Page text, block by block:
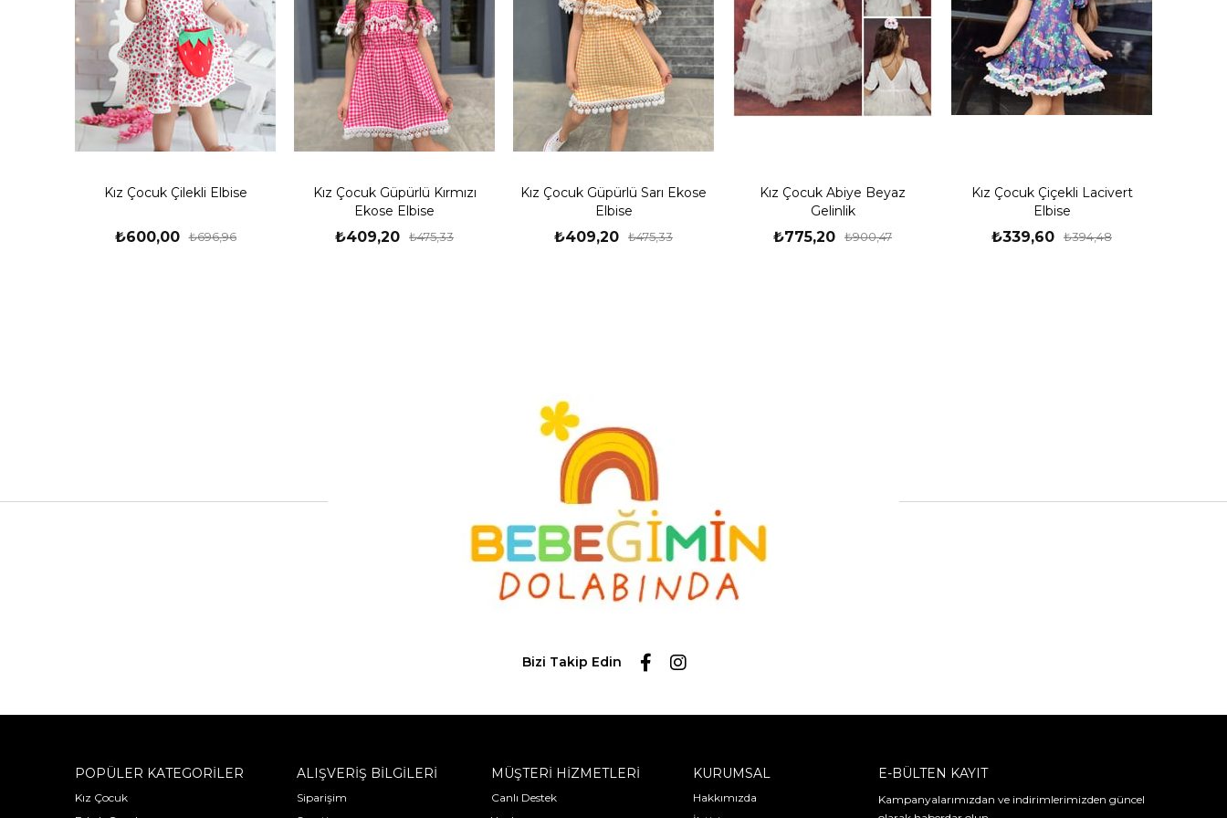
Kız Çocuk Çilekli Elbise
₺600,00 ₺696,96
Kız Çocuk Güpürlü Kırmızı
Ekose Elbise
₺409,20 ₺475,33
Kız Çocuk Güpürlü Sarı Ekose
Elbise
₺409,20 ₺475,33
Kız Çocuk Abiye Beyaz
Gelinlik
₺775,20 ₺900,47
Kız Çocuk Çiçekli Lacivert
Elbise
₺339,60 ₺394,48
Bizi Takip Edin
POPÜLER KATEGORİLER
Kız Çocuk
ALIŞVERİŞ BİLGİLERİ
Siparişim
MÜŞTERİ HİZMETLERİ
Canlı Destek
KURUMSAL
Hakkımızda
E-BÜLTEN KAYIT
Kampanyalarımızdan ve indirimlerimizden güncel